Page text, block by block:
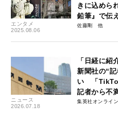
エンタメ
2025.08.06
きに込めら
鉛筆』で伝
佐藤剛
ニュース
2026.07.18
「日経に
新聞社の“
い 「
記者から不
集英社オンライ